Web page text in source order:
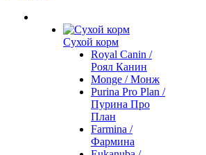
Сухой корм
Royal Canin /
Роял Канин
Monge / Монж
Purina Pro Plan /
Пурина Про
План
Farmina /
Фармина